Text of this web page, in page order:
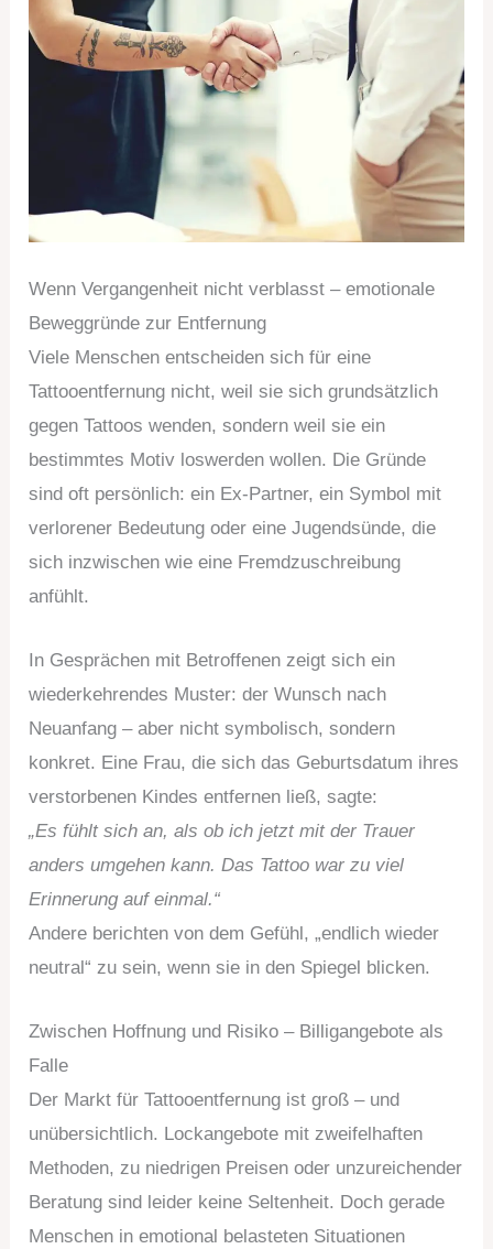
Wenn Vergangenheit nicht verblasst – emotionale
Beweggründe zur Entfernung
Viele Menschen entscheiden sich für eine
Tattooentfernung nicht, weil sie sich grundsätzlich
gegen Tattoos wenden, sondern weil sie ein
bestimmtes Motiv loswerden wollen. Die Gründe
sind oft persönlich: ein Ex-Partner, ein Symbol mit
verlorener Bedeutung oder eine Jugendsünde, die
sich inzwischen wie eine Fremdzuschreibung
anfühlt.
In Gesprächen mit Betroffenen zeigt sich ein
wiederkehrendes Muster: der Wunsch nach
Neuanfang – aber nicht symbolisch, sondern
konkret. Eine Frau, die sich das Geburtsdatum ihres
verstorbenen Kindes entfernen ließ, sagte:
„Es fühlt sich an, als ob ich jetzt mit der Trauer
anders umgehen kann. Das Tattoo war zu viel
Erinnerung auf einmal.“
Andere berichten von dem Gefühl, „endlich wieder
neutral“ zu sein, wenn sie in den Spiegel blicken.
Zwischen Hoffnung und Risiko – Billigangebote als
Falle
Der Markt für Tattooentfernung ist groß – und
unübersichtlich. Lockangebote mit zweifelhaften
Methoden, zu niedrigen Preisen oder unzureichender
Beratung sind leider keine Seltenheit. Doch gerade
Menschen in emotional belasteten Situationen